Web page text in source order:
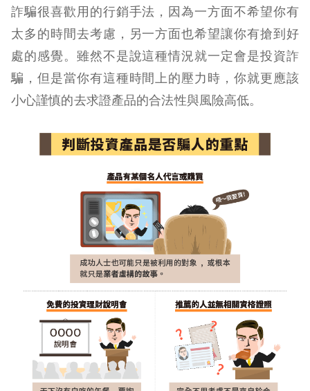
詐騙很喜歡用的行銷手法，因為一方面不希望你有
太多的時間去考慮，另一方面也希望讓你有搶到好
處的感覺。雖然不是說這種情況就一定會是投資詐
騙，但是當你有這種時間上的壓力時，你就更應該
小心謹慎的去求證產品的合法性與風險高低。